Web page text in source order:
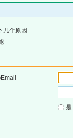
几个原因:
Email